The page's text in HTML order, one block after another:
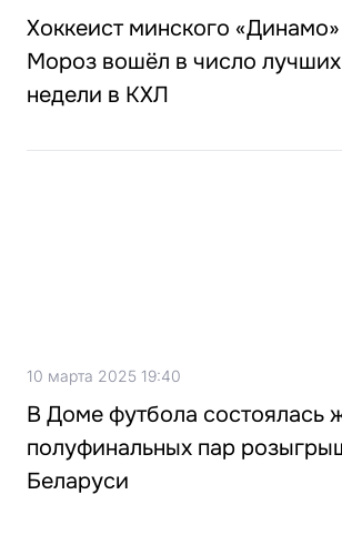
Хоккеист минского
Мороз вошёл в число
недели в КХЛ
10 марта 2025 19:40
В Доме футбола состоялась
полуфинальных пар
Беларуси